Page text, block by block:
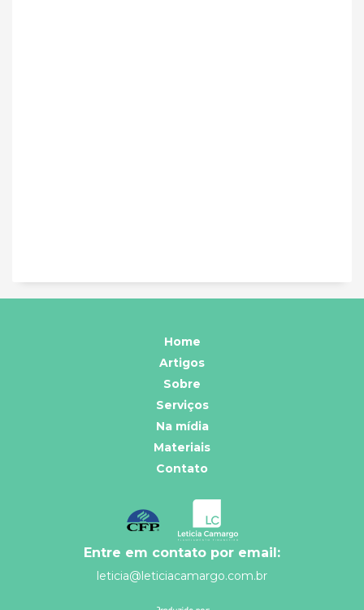
Home
Artigos
Sobre
Serviços
Na mídia
Materiais
Contato
Entre em contato por email:
leticia@leticiacamargo.com.br